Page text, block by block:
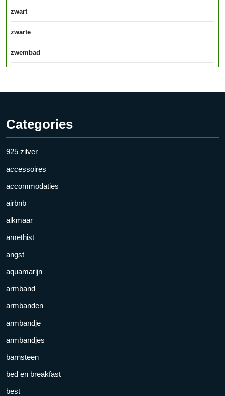
zwart
zwarte
zwembad
Categories
925 zilver
accessoires
accommodaties
airbnb
alkmaar
amethist
angst
aquamarijn
armband
armbanden
armbandje
armbandjes
barnsteen
bed en breakfast
best